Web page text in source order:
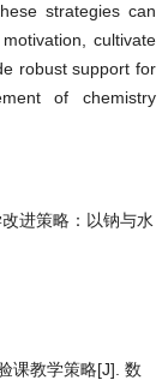
strategies can
cultivate
robust support for
of chemistry
进策略：以钠与水
课教学策略[J]. 数